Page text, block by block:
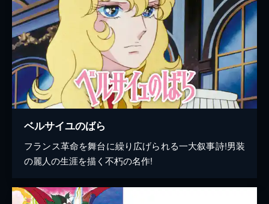
ベルサイユのばら
フランス革命を舞台に繰り広げられる一大叙事詩!男装
の麗人の生涯を描く不朽の名作!